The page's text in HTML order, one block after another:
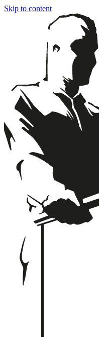
Skip to content